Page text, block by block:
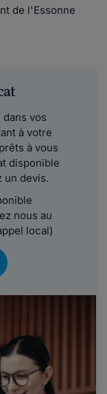
de l'Essonne
vos
à votre
à vous
disponible
un devis.
nous au
local)